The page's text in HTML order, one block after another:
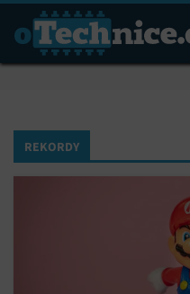
REKORDY